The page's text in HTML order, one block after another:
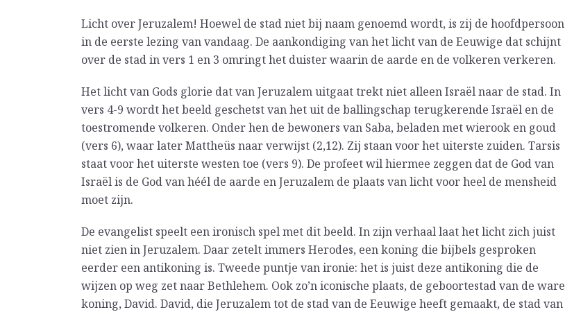
Licht over Jeruzalem! Hoewel de stad niet bij naam genoemd wordt, is zij de hoofdpersoon
in de eerste lezing van vandaag. De aankondiging van het licht van de Eeuwige dat schijnt
over de stad in vers 1 en 3 omringt het duister waarin de aarde en de volkeren verkeren.
Het licht van Gods glorie dat van Jeruzalem uitgaat trekt niet alleen Israël naar de stad. In
vers 4-9 wordt het beeld geschetst van het uit de ballingschap terugkerende Israël en de
toestromende volkeren. Onder hen de bewoners van Saba, beladen met wierook en goud
(vers 6), waar later Mattheüs naar verwijst (2,12). Zij staan voor het uiterste zuiden. Tarsis
staat voor het uiterste westen toe (vers 9). De profeet wil hiermee zeggen dat de God van
Israël is de God van héél de aarde en Jeruzalem de plaats van licht voor heel de mensheid
moet zijn.
De evangelist speelt een ironisch spel met dit beeld. In zijn verhaal laat het licht zich juist
niet zien in Jeruzalem. Daar zetelt immers Herodes, een koning die bijbels gesproken
eerder een antikoning is. Tweede puntje van ironie: het is juist deze antikoning die de
wijzen op weg zet naar Bethlehem. Ook zo’n iconische plaats, de geboortestad van de ware
koning, David. David, die Jeruzalem tot de stad van de Eeuwige heeft gemaakt, de stad van